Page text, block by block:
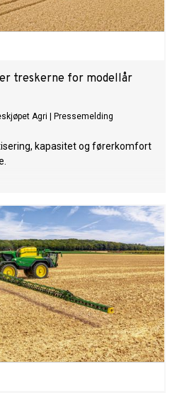
treskerne for modellår
Agri Pressemelding
kapasitet og førerkomfort